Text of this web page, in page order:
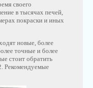
своего
в тысячах печей,
покраски и иных
новые, более
точные и более
стоит обратить
Рекомендуемые